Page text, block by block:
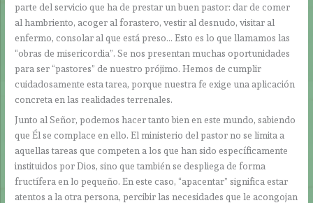
parte del servicio que ha de prestar un buen pastor: dar de comer
al hambriento, acoger al forastero, vestir al desnudo, visitar al
enfermo, consolar al que está preso… Esto es lo que llamamos las
“obras de misericordia”. Se nos presentan muchas oportunidades
para ser “pastores” de nuestro prójimo. Hemos de cumplir
cuidadosamente esta tarea, porque nuestra fe exige una aplicación
concreta en las realidades terrenales.
Junto al Señor, podemos hacer tanto bien en este mundo, sabiendo
que Él se complace en ello. El ministerio del pastor no se limita a
aquellas tareas que competen a los que han sido específicamente
instituidos por Dios, sino que también se despliega de forma
fructífera en lo pequeño. En este caso, “apacentar” significa estar
atentos a la otra persona, percibir las necesidades que le acongojan